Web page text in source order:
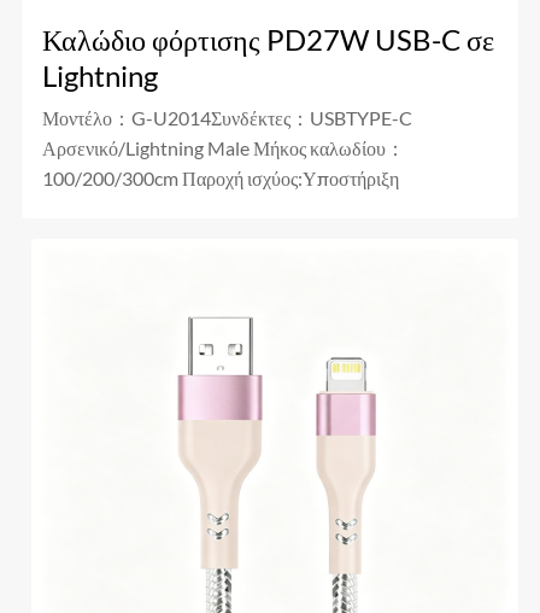
Καλώδιο φόρτισης PD27W USB-C σε
Lightning
Μοντέλο：G-U2014Συνδέκτες：USBTYPE-C
Αρσενικό/Lightning Male Μήκος καλωδίου：
100/200/300cm Παροχή ισχύος:Υποστήριξη